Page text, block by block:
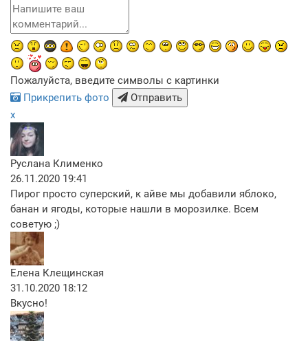
Пожалуйста, введите символы с картинки
Прикрепить фото
Отправить
x
Руслана Клименко
26.11.2020 19:41
Пирог просто суперский, к айве мы добавили яблоко,
банан и ягоды, которые нашли в морозилке. Всем
советую ;)
Елена Клещинская
31.10.2020 18:12
Вкусно!